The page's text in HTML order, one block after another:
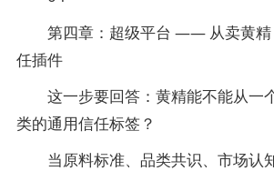
第四章：超级平台 —— 从卖黄精
任插件
这一步要回答：黄精能不能从一
类的通用信任标签？
当原料标准、品类共识、市场认